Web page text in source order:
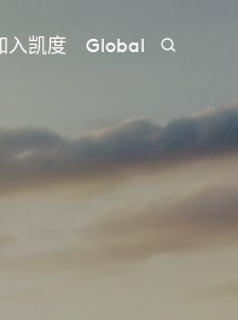
入凯度 Global